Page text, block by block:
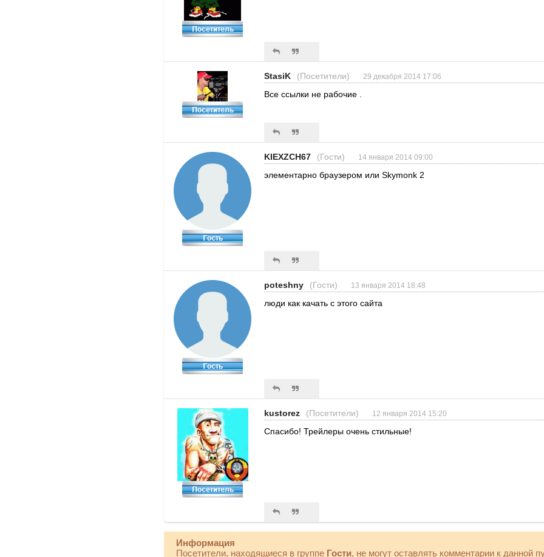
StasiK (Посетители) 29 декабря 2014 17:06
Все ссылки не рабочие .
KIEXZCH67 (Гости) 14 января 2014 09:00
элементарно браузером или Skymonk 2
poteshny (Гости) 13 января 2014 18:48
люди как качать с этого сайта
kustorez (Посетители) 12 января 2014 15:20
Спасибо! Трейлеры очень стильные!
Информация
Посетители, находящиеся в группе Гости, не могут оставлять комментарии к данной